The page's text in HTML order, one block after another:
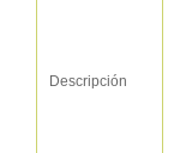
Descripción